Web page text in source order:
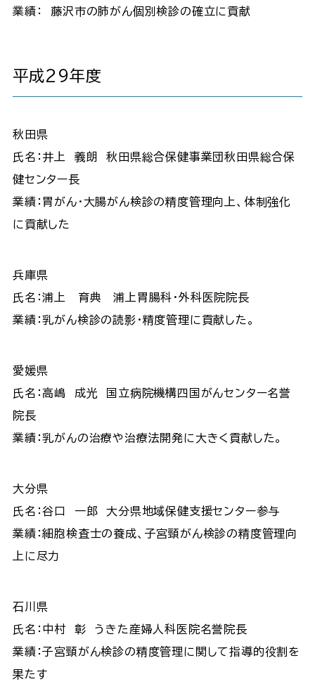
業績： 藤沢市の肺がん個別検診の確立に貢献
平成29年度
秋田県
氏名：井上 義朗 秋田県総合保健事業団秋田県総合保
健センター長
業績：胃がん・大腸がん検診の精度管理向上、体制強化
に貢献した
兵庫県
氏名：浦上 育典 浦上胃腸科・外科医院院長
業績：乳がん検診の読影・精度管理に貢献した。
愛媛県
氏名：高嶋 成光 国立病院機構四国がんセンター名誉
院長
業績：乳がんの治療や治療法開発に大きく貢献した。
大分県
氏名：谷口 一郎 大分県地域保健支援センター参与
業績：細胞検査士の養成、子宮頸がん検診の精度管理向
上に尽力
石川県
氏名：中村 彰 うきた産婦人科医院名誉院長
業績：子宮頸がん検診の精度管理に関して指導的役割を
果たす